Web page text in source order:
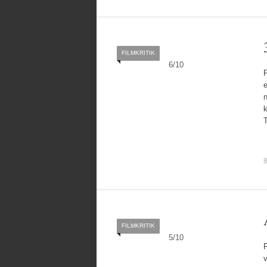
6/10
FILMKRITIK
5/10
FILMKRITIK